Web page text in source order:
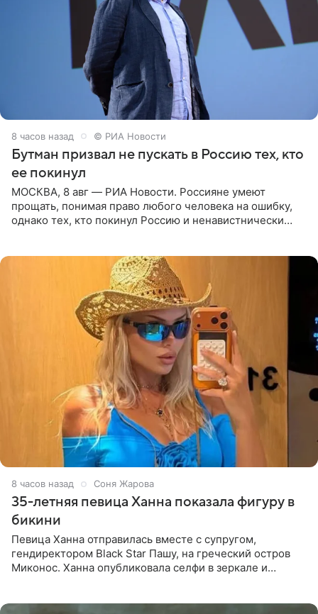
8 часов назад © РИА Новости
Бутман призвал не пускать в Россию тех, кто
ее покинул
МОСКВА, 8 авг — РИА Новости. Россияне умеют
прощать, понимая право любого человека на ошибку,
однако тех, кто покинул Россию и ненавистнически
8 часов назад Соня Жарова
35-летняя певица Ханна показала фигуру в
бикини
Певица Ханна отправилась вместе с супругом,
гендиректором Black Star Пашу, на греческий остров
Миконос. Ханна опубликовала селфи в зеркале и